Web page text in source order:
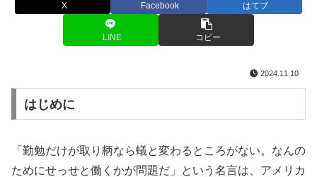
X Facebook はてブ
LINE コピー
2024.11.10
はじめに
「勤勉だけが取り柄なら蟻と変わるところがない。なんの
ためにせっせと働くかが問題だ」という名言は、アメリカ